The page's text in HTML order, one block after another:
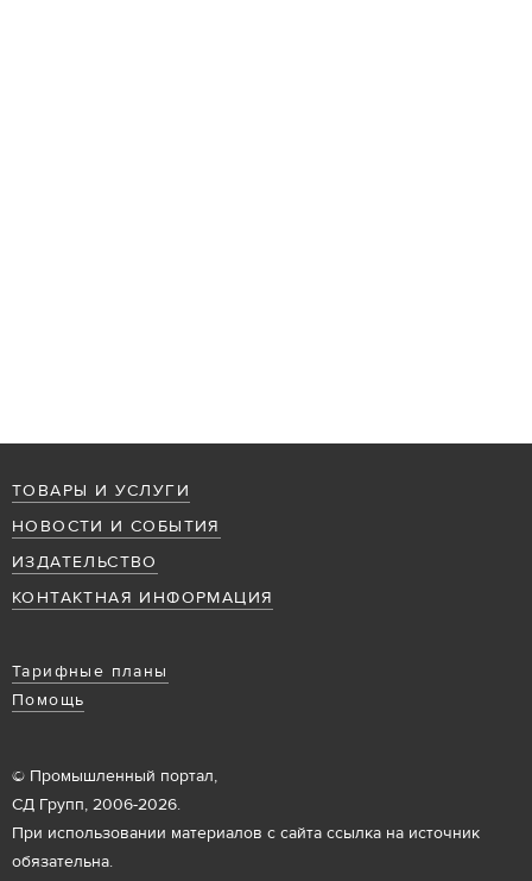
ТОВАРЫ И УСЛУГИ
НОВОСТИ И СОБЫТИЯ
ИЗДАТЕЛЬСТВО
КОНТАКТНАЯ ИНФОРМАЦИЯ
Тарифные планы
Помощь
© Промышленный портал,
СД Групп, 2006-2026.
При использовании материалов с сайта ссылка на источник
обязательна.